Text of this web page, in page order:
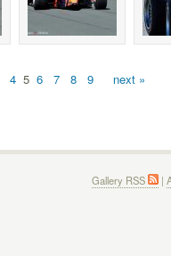
4 5 6 7 8 9 next »
Gallery RSS |